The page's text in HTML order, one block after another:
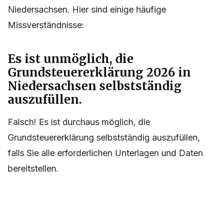
Niedersachsen. Hier sind einige häufige
Missverständnisse:
Es ist unmöglich, die
Grundsteuererklärung 2026 in
Niedersachsen selbstständig
auszufüllen.
Falsch! Es ist durchaus möglich, die
Grundsteuererklärung selbstständig auszufüllen,
falls Sie alle erforderlichen Unterlagen und Daten
bereitstellen.